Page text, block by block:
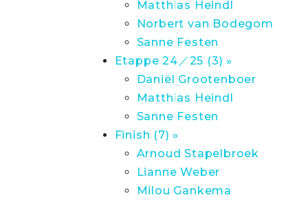
Matthias Heindl
Norbert van Bodegom
Sanne Festen
Etappe 24／25 (3) »
Daniël Grootenboer
Matthias Heindl
Sanne Festen
Finish (7) »
Arnoud Stapelbroek
Lianne Weber
Milou Gankema